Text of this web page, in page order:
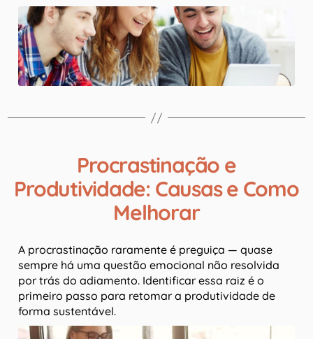
Procrastinação e
Produtividade: Causas e Como
Melhorar
A procrastinação raramente é preguiça — quase
sempre há uma questão emocional não resolvida
por trás do adiamento. Identificar essa raiz é o
primeiro passo para retomar a produtividade de
forma sustentável.